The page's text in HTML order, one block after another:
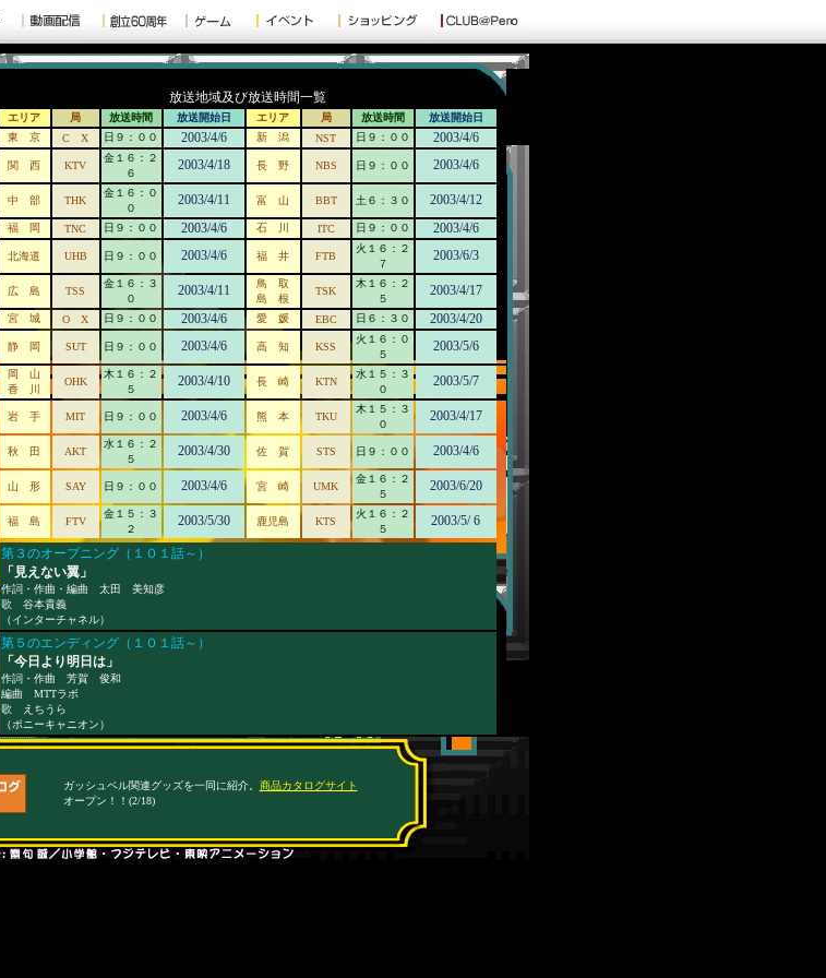
放送地域及び放送時間一覧
エリア 局 放送時間 放送開始日 エリア 局 放送時間
放送開始日
東 京
C X 日９：００ 2003/4/6 新 潟 NST 日９：００ 2003/4/6
関 西 KTV
金１６：２
６
2003/4/18 長 野 NBS 日９：００ 2003/4/6
中 部 THK
金１６：０
０
2003/4/11 富 山 BBT 土６：３０ 2003/4/12
福 岡 TNC 日９：００ 2003/4/6 石 川 ITC 日９：００ 2003/4/6
北海道 UHB 日９：００ 2003/4/6 福 井 FTB
火１６：２
７
2003/6/3
広 島 TSS
金１６：３
０
2003/4/11
鳥 取
島 根
TSK
木１６：２
５
2003/4/17
宮 城 O X 日９：００ 2003/4/6 愛 媛 EBC 日６：３０ 2003/4/20
静 岡 SUT 日９：００ 2003/4/6 高 知 KSS
火１６：０
５
2003/5/6
岡 山
香 川
OHK
木１６：２
５
2003/4/10 長 崎 KTN
水１５：３
０
2003/5/7
岩 手 MIT 日９：００ 2003/4/6 熊 本 TKU
木１５：３
０
2003/4/17
秋 田 AKT
水１６：２
５
2003/4/30 佐 賀 STS 日９：００ 2003/4/6
山 形 SAY 日９：００ 2003/4/6 宮 崎 UMK
金１６：２
５
2003/6/20
福 島 FTV
金１５：３
２
2003/5/30 鹿児島 KTS
火１６：２
５
2003/5/ 6
第３のオープニング（１０１話～）
「見えない翼」
作詞・作曲・編曲 太田 美知彦
歌 谷本貴義
（インターチャネル）
第５のエンディング（１０１話～）
「今日より明日は」
作詞・作曲 芳賀 俊和
編曲 MTTラボ
歌 えちうら
（ポニーキャニオン）
ガッシュベル関連グッズを一同に紹介。 商品カタログサイト
オープン！！(2/18)